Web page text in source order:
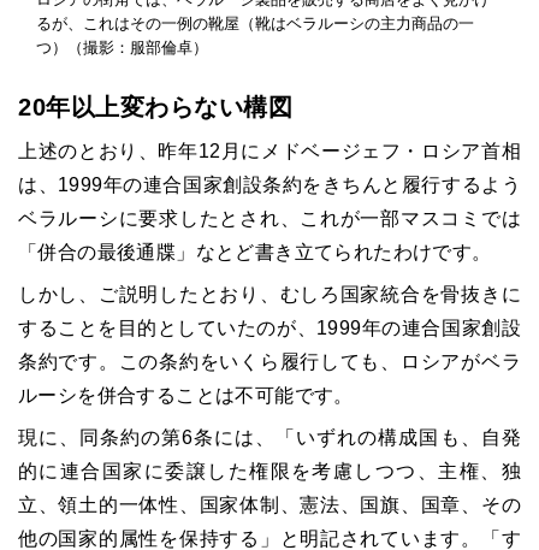
るが、これはその一例の靴屋（靴はベラルーシの主力商品の一
つ）（撮影：服部倫卓）
20年以上変わらない構図
上述のとおり、昨年12月にメドベージェフ・ロシア首相
は、1999年の連合国家創設条約をきちんと履行するよう
ベラルーシに要求したとされ、これが一部マスコミでは
「併合の最後通牒」なとど書き立てられたわけです。
しかし、ご説明したとおり、むしろ国家統合を骨抜きに
することを目的としていたのが、1999年の連合国家創設
条約です。この条約をいくら履行しても、ロシアがベラ
ルーシを併合することは不可能です。
現に、同条約の第6条には、「いずれの構成国も、自発
的に連合国家に委譲した権限を考慮しつつ、主権、独
立、領土的一体性、国家体制、憲法、国旗、国章、その
他の国家的属性を保持する」と明記されています。「す